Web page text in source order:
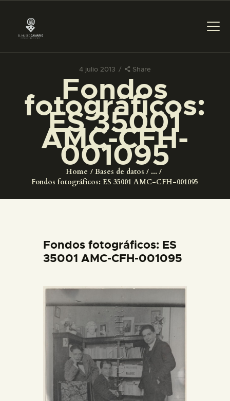
4 julio 2013 Share
Fondos
fotográficos:
ES 35001
AMC-CFH-
001095
Home Bases de datos
...
Fondos fotográficos: ES 35001 AMC-CFH-001095
PREPARAR LA VISITA
ACTIVIDADES
█
EL MUSEO
DIDÁCTICA
PREPARAR LA VISITA
ACTIVIDADES
EL MUSEO
Fondos fotográficos: ES
35001 AMC-CFH-001095